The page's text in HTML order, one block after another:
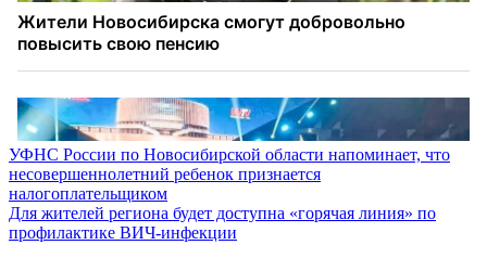
Навигация
по
записям
УФНС России по Новосибирской области напоминает, что
несовершеннолетний ребенок признается
налогоплательщиком
Для жителей региона будет доступна «горячая линия» по
профилактике ВИЧ-инфекции